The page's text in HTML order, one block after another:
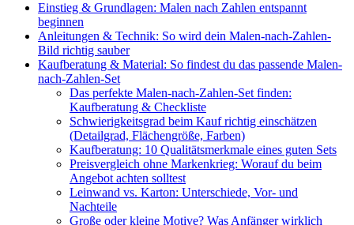
Einstieg & Grundlagen: Malen nach Zahlen entspannt
beginnen
Anleitungen & Technik: So wird dein Malen-nach-Zahlen-
Bild richtig sauber
Kaufberatung & Material: So findest du das passende Malen-
nach-Zahlen-Set
Das perfekte Malen-nach-Zahlen-Set finden:
Kaufberatung & Checkliste
Schwierigkeitsgrad beim Kauf richtig einschätzen
(Detailgrad, Flächengröße, Farben)
Kaufberatung: 10 Qualitätsmerkmale eines guten Sets
Preisvergleich ohne Markenkrieg: Worauf du beim
Angebot achten solltest
Leinwand vs. Karton: Unterschiede, Vor- und
Nachteile
Große oder kleine Motive? Was Anfänger wirklich